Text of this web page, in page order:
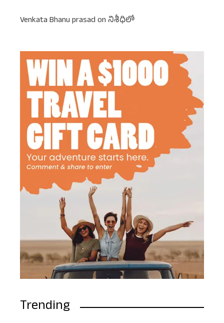
Venkata Bhanu prasad on నిశీధిలో
Trending